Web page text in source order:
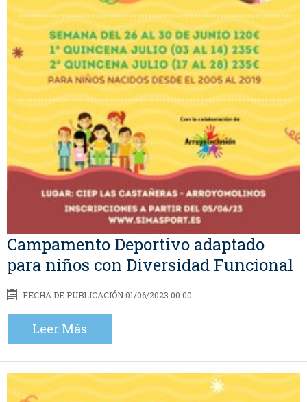
Campamento Deportivo adaptado
para niños con Diversidad Funcional
FECHA DE PUBLICACIÓN 01/06/2023 00:00
Leer Más